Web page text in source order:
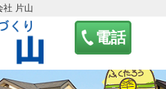
電話
社 片山